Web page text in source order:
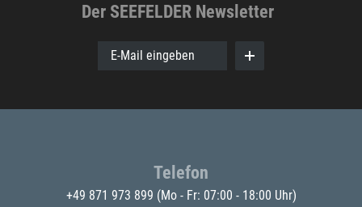
Der SEEFELDER Newsletter
E-Mail eingeben
Telefon
+49 871 973 899 (Mo - Fr: 07:00 - 18:00 Uhr)